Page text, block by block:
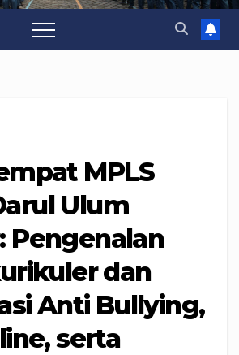
MPLS
Ulum
Pengenalan
dan
Anti Bullying,
serta